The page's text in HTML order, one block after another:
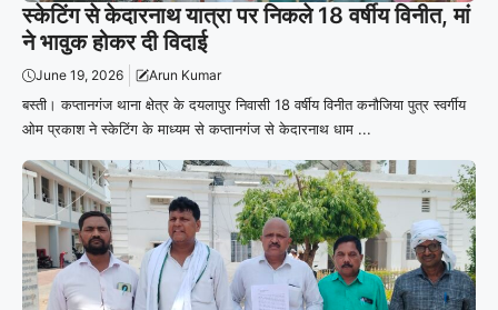
स्केटिंग से केदारनाथ यात्रा पर निकले 18 वर्षीय विनीत, मां
ने भावुक होकर दी विदाई
June 19, 2026 Arun Kumar
बस्ती। कप्तानगंज थाना क्षेत्र के दयलापुर निवासी 18 वर्षीय विनीत कनौजिया पुत्र स्वर्गीय
ओम प्रकाश ने स्केटिंग के माध्यम से कप्तानगंज से केदारनाथ धाम ...